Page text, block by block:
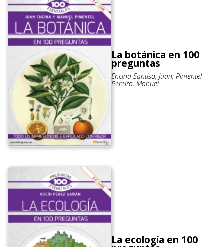
La botánica en 100
preguntas
Encina Santiso, Juan; Pimentel
Pereira, Manuel
La ecología en 100